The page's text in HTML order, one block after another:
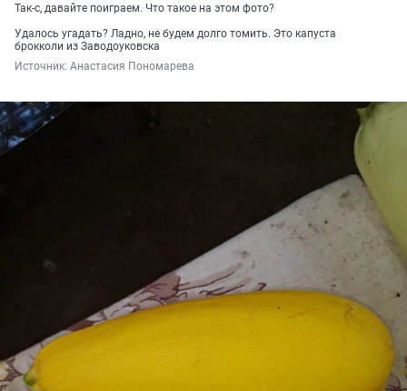
Так-с, давайте поиграем. Что такое на этом фото?
Удалось угадать? Ладно, не будем долго томить. Это капуста
брокколи из Заводоуковска
Источник: Анастасия Пономарева